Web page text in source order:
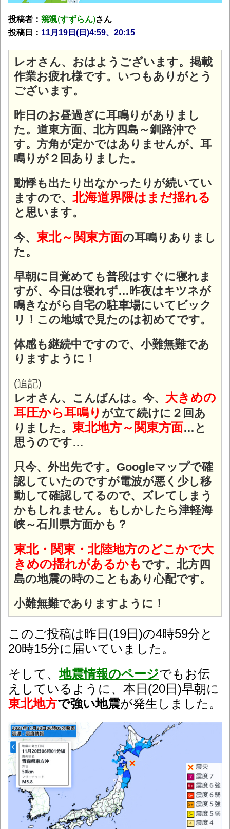
投稿者： 篶颯(すずらん)さん
投稿日： 11月19 日(日)4:59、20:15
レオさん、おはようございます。掲載
作業お疲れ様です。いつもありがとう
ございます。
昨日のお昼過ぎに耳鳴りがありまし
た。道東方面、北方四島～釧路沖で
す。方角が定かではありませんが、耳
鳴りが２回ありました。
動悸も出たり出なかったりが続いてい
ますので、 北海道界隈はまだ揺れる
と思います。
今、 東北～関東方面の耳鳴りありまし
た。
早朝に目覚めても普段はすぐに寝れま
すが、今日は寝れず…昨夜はキツネが
鳴きながら自宅の駐車場にいてビック
リ！この地域で見たのは初めてです。
体感も継続中ですので、小難無難であ
りますように！
(追記)
レオさん、こんばんは。今、 大きめの
耳圧から耳鳴り が立て続けに２回あ
りました。 東北地方～関東方面…と
思うのです…
只今、外出先です。Googleマップで確
認していたのですが電波が悪く少し移
動して確認してるので、ズレてしまう
かもしれません。
もしかしたら津軽海
峡～石川県方面かも？
東北・関東・北陸地方のどこかで大
きめの揺れがあるかもです。北方四
島の地震の時のこともあり心配です。
小難無難でありますように！
このご投稿は昨日(19日)の4時59分と
20時15分に届いていました。
そして、地震情報のページでもお伝
えしているように、本日(20日)早朝に
東北地方で強い地震が発生しました。